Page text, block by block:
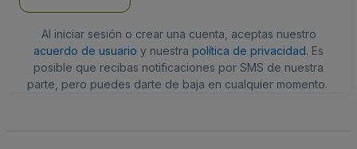
Al iniciar sesión o crear una cuenta, aceptas nuestro
acuerdo de usuario y nuestra política de privacidad. Es
posible que recibas notificaciones por SMS de nuestra
parte, pero puedes darte de baja en cualquier momento.